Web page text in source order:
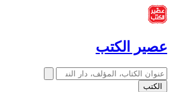
عصير الكتب
الكتب